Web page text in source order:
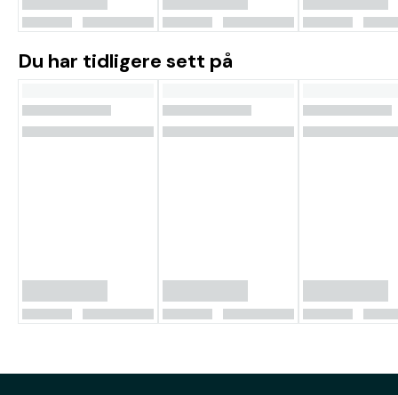
Du har tidligere sett på